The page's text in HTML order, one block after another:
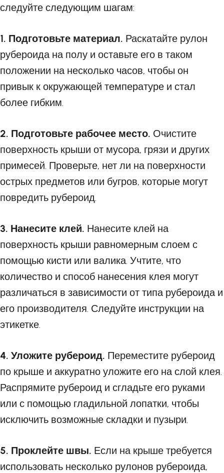
следуйте следующим шагам:
1. Подготовьте материал. Раскатайте рулон
рубероида на полу и оставьте его в таком
положении на несколько часов, чтобы он
привык к окружающей температуре и стал
более гибким.
2. Подготовьте рабочее место. Очистите
поверхность крыши от мусора, грязи и других
примесей. Проверьте, нет ли на поверхности
острых предметов или бугров, которые могут
повредить рубероид.
3. Нанесите клей. Нанесите клей на
поверхность крыши равномерным слоем с
помощью кисти или валика. Учтите, что
количество и способ нанесения клея могут
различаться в зависимости от типа рубероида и
его производителя. Следуйте инструкции на
этикетке.
4. Уложите рубероид. Переместите рубероид
по крыше и аккуратно уложите его на слой клея.
Распрямите рубероид и сгладьте его руками
или с помощью гладильной лопатки, чтобы
исключить возможные складки и пузыри.
5. Проклейте швы. Если на крыше требуется
использовать несколько рулонов рубероида,